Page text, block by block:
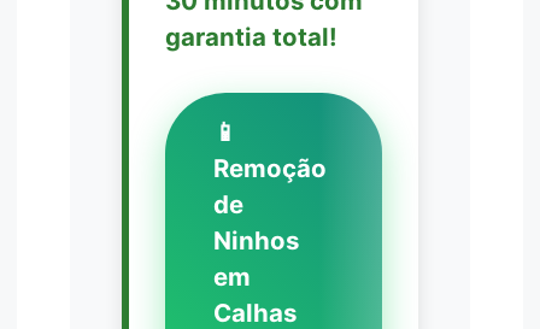
garantia total!
📱
Remoção
de
Ninhos
em
Calhas